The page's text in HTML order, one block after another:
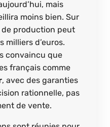
mais
moins bien. Sur
production peut
milliers d’euros.
convaincu que
français comme
, avec des garanties
rationnelle, pas
de vente.